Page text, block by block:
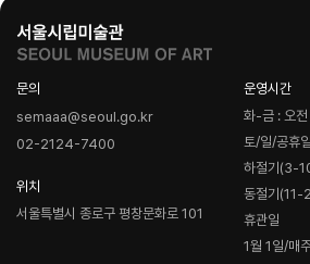
문의
semaaa@seoul.go.kr
02-2124-7400
위치
서울특별시 종로구 평창문화로 101
운영시간
화-금 : 오
토/일/공휴일
하절기(3-
동절기(11-
휴관일
1월 1일/매